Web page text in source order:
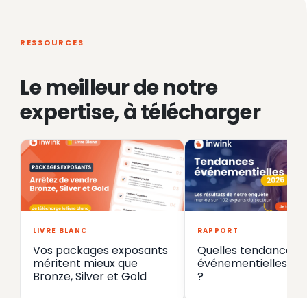
RESSOURCES
Le meilleur de notre
expertise, à télécharger
LIVRE BLANC
Vos packages exposants
méritent mieux que
Bronze, Silver et Gold
RAPPORT
Quelles tendances
événementielles en
?